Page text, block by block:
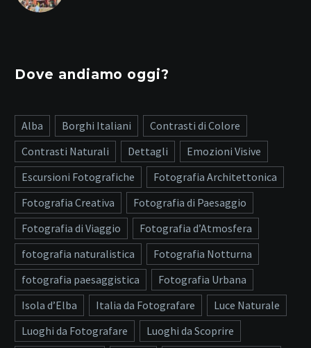
Dove andiamo oggi?
Alba Borghi Italiani
Contrasti di Colore
Contrasti Naturali
Dettagli
Emozioni Visive
Escursioni Fotografiche
Fotografia Architettonica
Fotografia Creativa
Fotografia di Paesaggio
Fotografia di Viaggio
Fotografia d’Atmosfera
fotografia naturalistica
Fotografia Notturna
fotografia paesaggistica
Fotografia Urbana
Isola d’Elba
Italia da Fotografare
Luce Naturale
Luoghi da Fotografare
Luoghi da Scoprire